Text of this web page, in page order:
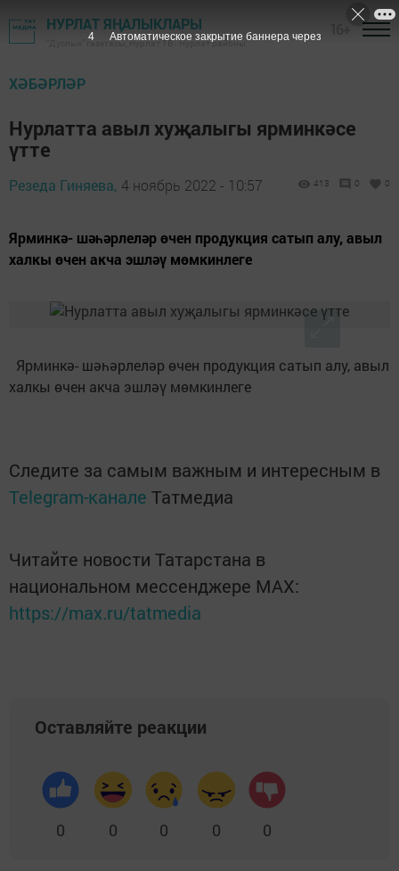
НУРЛАТ ЯҢАЛЫКЛАРЫ
"Дуслык" газетасы, Нурлат ТВ - Нурлат районы
ХӘБӘРЛӘР
Нурлатта авыл хуҗалыгы ярминкәсе
үтте
Резеда Гиняева, 4 ноябрь 2022 - 10:57 413 0 0
Ярминкә- шәһәрлеләр өчен продукция сатып алу, авыл
халкы өчен акча эшләү мөмкинлеге
Ярминкә- шәһәрлеләр өчен продукция сатып алу, авыл
халкы өчен акча эшләү мөмкинлеге
Следите за самым важным и интересным в
Telegram-канале Татмедиа
Читайте новости Татарстана в
национальном мессенджере MАХ:
https://max.ru/tatmedia
Оставляйте реакции
0 0 0 0 0
4 Автоматическое закрытие баннера через